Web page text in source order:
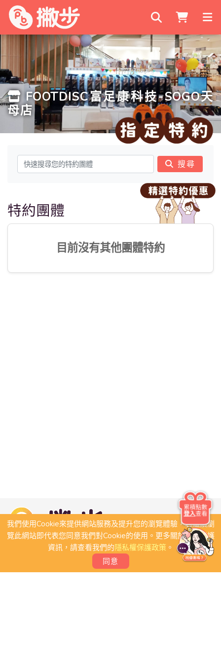
搜尋商家
FOOTDISC富足康科技-SOGO天
母店
搜尋
特約團體
目前沒有其他團體特約
我們使用Cookie來提供網站服務及提升您的瀏覽體驗，若繼續瀏
覽此網站即代表您同意我們對Cookie的使用。更多關於隱私保護
資訊，請查看我們的隱私權保護政策。
同意
累積點數
登入查看